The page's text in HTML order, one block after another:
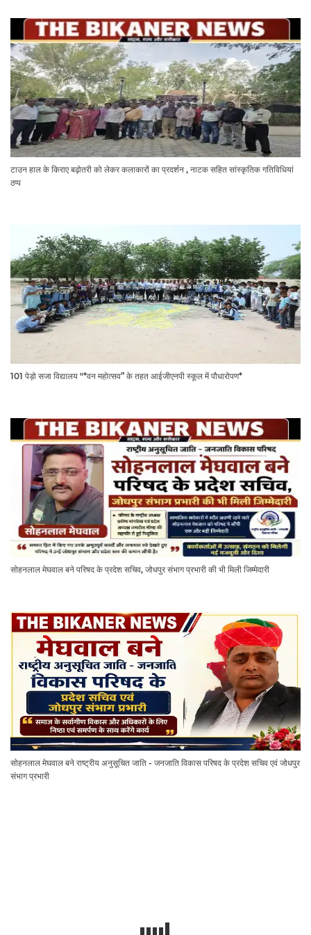
टाउन हाल के किराए बढ़ोतरी को लेकर कलाकारों का प्रदर्शन , नाटक सहित सांस्कृतिक गतिविधियां
ठप्प
101 पेड़ो सजा विद्यालय "*वन महोत्सव” के तहत आईजीएनपी स्कूल में पौधारोपण*
सोहनलाल मेघवाल बने परिषद के प्रदेश सचिव, जोधपुर संभाग प्रभारी की भी मिली जिम्मेदारी
सोहनलाल मेघवाल बने राष्ट्रीय अनुसूचित जाति - जनजाति विकास परिषद के प्रदेश सचिव एवं जोधपुर
संभाग प्रभारी